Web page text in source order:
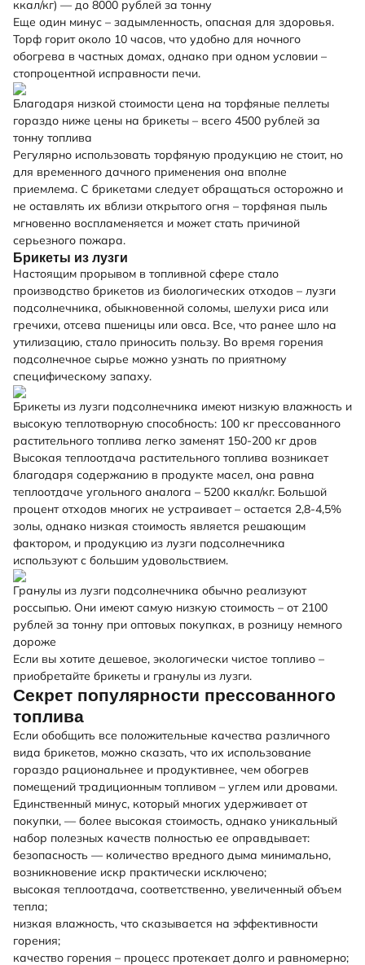
ккал/кг) — до 8000 рублей за тонну
Еще один минус – задымленность, опасная для здоровья.
Торф горит около 10 часов, что удобно для ночного
обогрева в частных домах, однако при одном условии –
стопроцентной исправности печи.
Благодаря низкой стоимости цена на торфяные пеллеты
гораздо ниже цены на брикеты – всего 4500 рублей за
тонну топлива
Регулярно использовать торфяную продукцию не стоит, но
для временного дачного применения она вполне
приемлема. С брикетами следует обращаться осторожно и
не оставлять их вблизи открытого огня – торфяная пыль
мгновенно воспламеняется и может стать причиной
серьезного пожара.
Брикеты из лузги
Настоящим прорывом в топливной сфере стало
производство брикетов из биологических отходов – лузги
подсолнечника, обыкновенной соломы, шелухи риса или
гречихи, отсева пшеницы или овса. Все, что ранее шло на
утилизацию, стало приносить пользу. Во время горения
подсолнечное сырье можно узнать по приятному
специфическому запаху.
Брикеты из лузги подсолнечника имеют низкую влажность и
высокую теплотворную способность: 100 кг прессованного
растительного топлива легко заменят 150-200 кг дров
Высокая теплоотдача растительного топлива возникает
благодаря содержанию в продукте масел, она равна
теплоотдаче угольного аналога – 5200 ккал/кг. Большой
процент отходов многих не устраивает – остается 2,8-4,5%
золы, однако низкая стоимость является решающим
фактором, и продукцию из лузги подсолнечника
используют с большим удовольствием.
Гранулы из лузги подсолнечника обычно реализуют
россыпью. Они имеют самую низкую стоимость – от 2100
рублей за тонну при оптовых покупках, в розницу немного
дороже
Если вы хотите дешевое, экологически чистое топливо –
приобретайте брикеты и гранулы из лузги.
Секрет популярности прессованного
топлива
Если обобщить все положительные качества различного
вида брикетов, можно сказать, что их использование
гораздо рациональнее и продуктивнее, чем обогрев
помещений традиционным топливом – углем или дровами.
Единственный минус, который многих удерживает от
покупки, — более высокая стоимость, однако уникальный
набор полезных качеств полностью ее оправдывает:
безопасность — количество вредного дыма минимально,
возникновение искр практически исключено;
высокая теплоотдача, соответственно, увеличенный объем
тепла;
низкая влажность, что сказывается на эффективности
горения;
качество горения – процесс протекает долго и равномерно;